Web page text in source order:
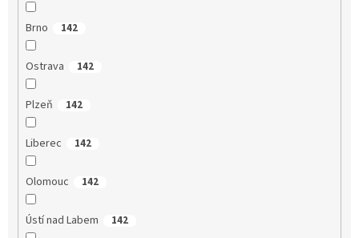
Brno 142
Ostrava 142
Plzeň 142
Liberec 142
Olomouc 142
Ústí nad Labem 142